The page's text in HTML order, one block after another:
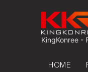
KingKonree -
HOME